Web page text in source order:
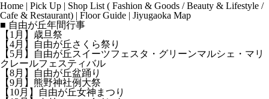
Home | Pick Up | Shop List ( Fashion & Goods /Beauty & Lifestyle /
Cafe & Restaurant) | Floor Guide | Jiyugaoka Map
■ 自由が丘年間行事
【1月】歳旦祭
【4月】自由が丘さくら祭り
【5月】自由が丘スイーツフェスタ・グリーンマルシェ・マリ
クレールフェスティバル
【8月】自由が丘盆踊り
【9月】熊野神社例大祭
【10月】自由が丘女神まつり